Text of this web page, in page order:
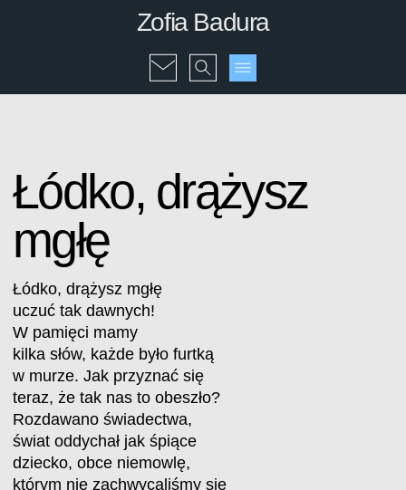
Zofia Badura
Łódko, drążysz
mgłę
Łódko, drążysz mgłę
uczuć tak dawnych!
W pamięci mamy
kilka słów, każde było furtką
w murze. Jak przyznać się
teraz, że tak nas to obeszło?
Rozdawano świadectwa,
świat oddychał jak śpiące
dziecko, obce niemowlę,
którym nie zachwycaliśmy się